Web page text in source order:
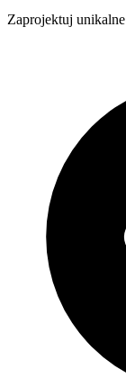
Zaprojektuj